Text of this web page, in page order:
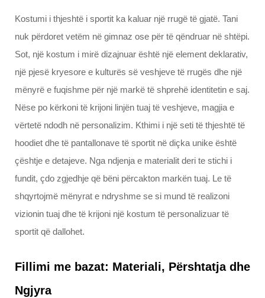
Kostumi i thjeshtë i sportit ka kaluar një rrugë të gjatë. Tani
nuk përdoret vetëm në gimnaz ose për të qëndruar në shtëpi.
Sot, një kostum i mirë dizajnuar është një element deklarativ,
një pjesë kryesore e kulturës së veshjeve të rrugës dhe një
mënyrë e fuqishme për një markë të shprehë identitetin e saj.
Nëse po kërkoni të krijoni linjën tuaj të veshjeve, magjia e
vërtetë ndodh në personalizim. Kthimi i një seti të thjeshtë të
hoodiet dhe të pantallonave të sportit në diçka unike është
çështje e detajeve. Nga ndjenja e materialit deri te stichi i
fundit, çdo zgjedhje që bëni përcakton markën tuaj. Le të
shqyrtojmë mënyrat e ndryshme se si mund të realizoni
vizionin tuaj dhe të krijoni një kostum të personalizuar të
sportit që dallohet.
Fillimi me bazat: Materiali, Përshtatja dhe
Ngjyra